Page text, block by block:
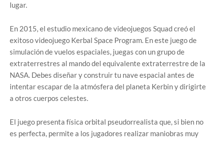
lugar.
En 2015, el estudio mexicano de videojuegos Squad creó el
exitoso videojuego Kerbal Space Program. En este juego de
simulación de vuelos espaciales, juegas con un grupo de
extraterrestres al mando del equivalente extraterrestre de la
NASA. Debes diseñar y construir tu nave espacial antes de
intentar escapar de la atmósfera del planeta Kerbin y dirigirte
a otros cuerpos celestes.
El juego presenta física orbital pseudorrealista que, si bien no
es perfecta, permite a los jugadores realizar maniobras muy